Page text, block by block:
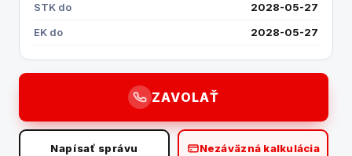
ZAVOLAŤ
Napísať správu Nezáväzná kalkulácia
STK do
2028-05-27
EK do
2028-05-27